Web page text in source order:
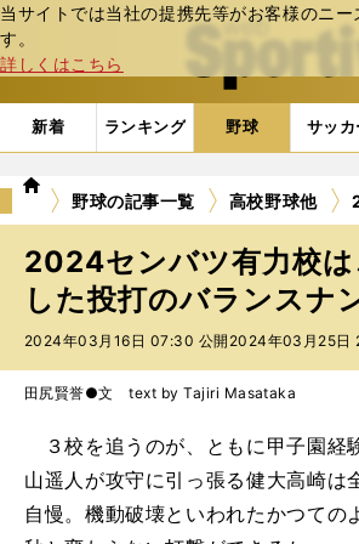
当サイトでは当社の提携先等がお客様のニ
す。
詳しくはこちら
web Sportiva (webスポルティーバ)
新着 ランキング 野球 サッカ
we
ポ
ル
テ
ィ
ー
バ
野球の記事一覧 高校野球他
2024センバツ有力校
した投打のバランスナ
2024年03月16日 07:30 公開 2024年03月25日
田尻賢誉●文 text by Tajiri Masataka
３校を追うのが、ともに甲子園経
山遥人が攻守に引っ張る健大高崎
自慢。機動破壊といわれたかつて